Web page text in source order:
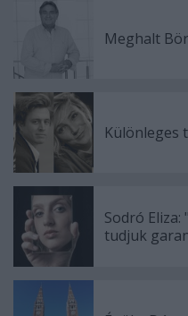
Meghalt
Különleges
Sodró
tudjuk